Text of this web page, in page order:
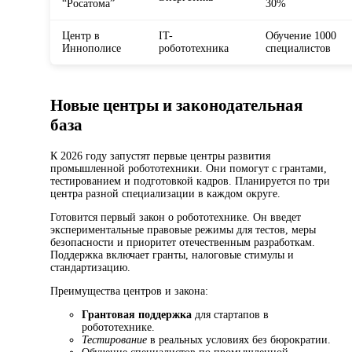
“Росатома” 30%
Центр в
Иннополисе
IT-
робототехника
Обучение 1000
специалистов
Новые центры и законодательная
база
К 2026 году запустят первые центры развития
промышленной робототехники. Они помогут с грантами,
тестированием и подготовкой кадров. Планируется по три
центра разной специализации в каждом округе.
Готовится первый закон о робототехнике. Он введет
экспериментальные правовые режимы для тестов, меры
безопасности и приоритет отечественным разработкам.
Поддержка включает гранты, налоговые стимулы и
стандартизацию.
Преимущества центров и закона:
Грантовая поддержка для стартапов в
робототехнике.
Тестирование в реальных условиях без бюрократии.